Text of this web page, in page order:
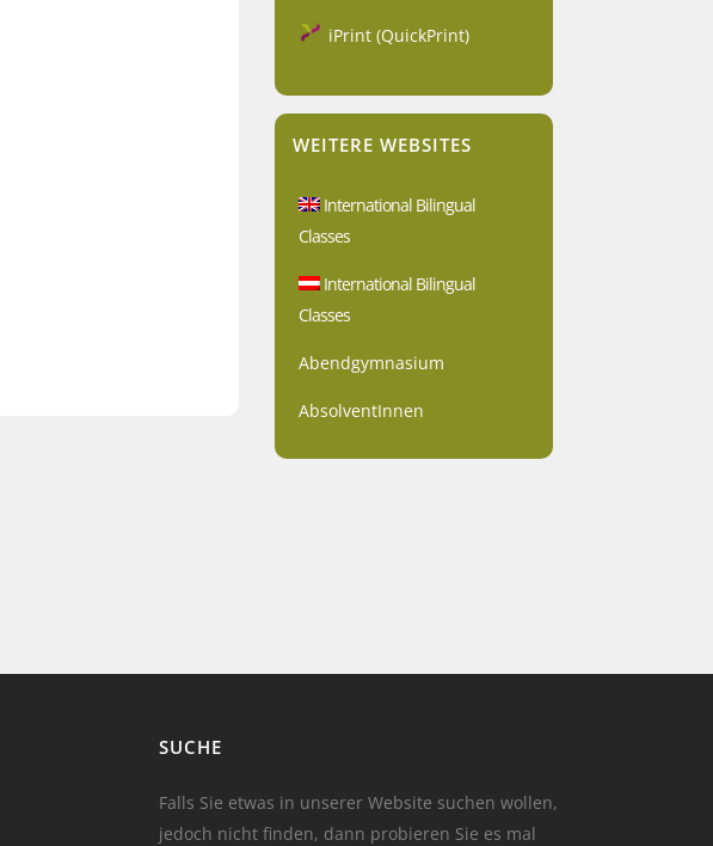
iPrint (QuickPrint)
WEITERE WEBSITES
International Bilingual
Classes
International Bilingual
Classes
Abendgymnasium
AbsolventInnen
SUCHE
Falls Sie etwas in unserer Website suchen wollen,
jedoch nicht finden, dann probieren Sie es mal